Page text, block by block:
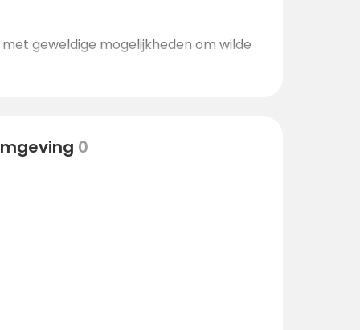
geweldige mogelijkheden om wilde
0